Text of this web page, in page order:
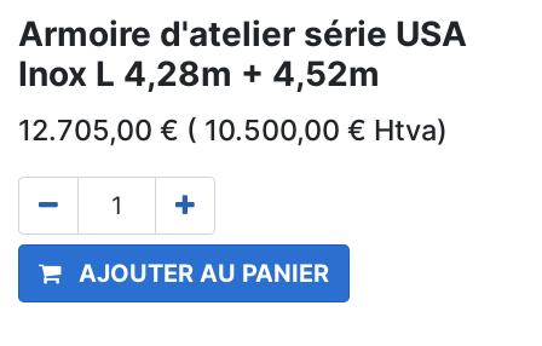
Armoire d'atelier série USA
Inox L 4,28m + 4,52m
12.705,00 € ( 10.500,00 € Htva)
AJOUTER AU PANIER